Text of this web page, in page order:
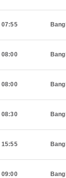
07:55
08:00
08:00
08:30
15:55
09:00